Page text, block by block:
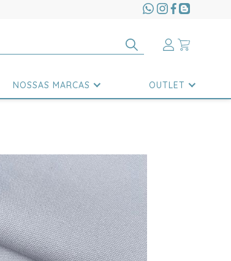
NOSSAS MARCAS OUTLET